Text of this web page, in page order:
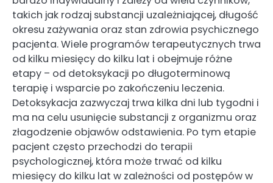
takich jak rodzaj substancji uzależniającej, długość
okresu zażywania oraz stan zdrowia psychicznego
pacjenta. Wiele programów terapeutycznych trwa
od kilku miesięcy do kilku lat i obejmuje różne
etapy – od detoksykacji po długoterminową
terapię i wsparcie po zakończeniu leczenia.
Detoksykacja zazwyczaj trwa kilka dni lub tygodni i
ma na celu usunięcie substancji z organizmu oraz
złagodzenie objawów odstawienia. Po tym etapie
pacjent często przechodzi do terapii
psychologicznej, która może trwać od kilku
miesięcy do kilku lat w zależności od postępów w